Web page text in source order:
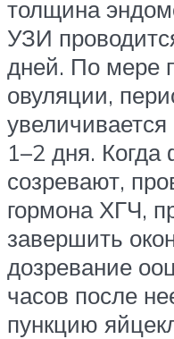
толщина
УЗИ
дней. По мере
овуляции,
увеличивается
1–2 дня.
созревают,
гормона ХГЧ,
завершить
дозревание
часов после
пункцию